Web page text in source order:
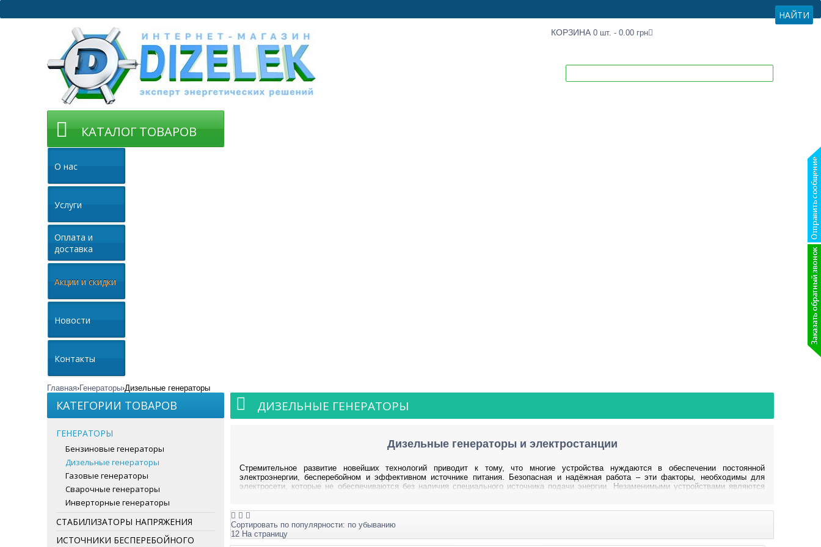
КОРЗИНА 0 шт. - 0.00 грн
КАТАЛОГ ТОВАРОВ
О нас
Услуги
Оплата и
доставка
Акции и скидки
Новости
Контакты
Главная Генераторы Дизельные генераторы
КАТЕГОРИИ ТОВАРОВ
ГЕНЕРАТОРЫ
Бензиновые генераторы
Дизельные генераторы
Газовые генераторы
Сварочные генераторы
Инверторные генераторы
СТАБИЛИЗАТОРЫ НАПРЯЖЕНИЯ
ИСТОЧНИКИ БЕСПЕРЕБОЙНОГО
ДИЗЕЛЬНЫЕ ГЕНЕРАТОРЫ
Дизельные генераторы и электростанции
Стремительное развитие новейших технологий приводит к тому, что многие устройства нуждаются в обеспечении постоянной
электроэнергии, бесперебойном и эффективном источнике питания. Безопасная и надёжная работа – эти факторы, необходимы для
электросети, которые не обеспечиваются без наличия специального источника подачи энергии. Незаменимыми устройствами являются
Современные дизель генераторы позволяют поддерживать определённые участки предприятий в надлежащем состоянии на протяжении
немалого количества времени. Особенно необходимы такие оборудования на отдельных узлах конструкций, которые не способны
полноценно работать без бесперебойной подачи электроэнергии. Да и купить дизельный генератор в Украине вовсе несложно, здесь важно
обратиться в специализированную компанию.
Сортировать по популярности: по убыванию
12 На страницу